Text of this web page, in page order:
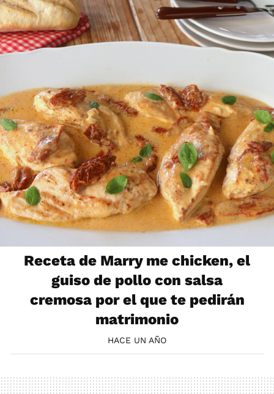
Receta de Marry me chicken, el
guiso de pollo con salsa
cremosa por el que te pedirán
matrimonio
HACE UN AÑO